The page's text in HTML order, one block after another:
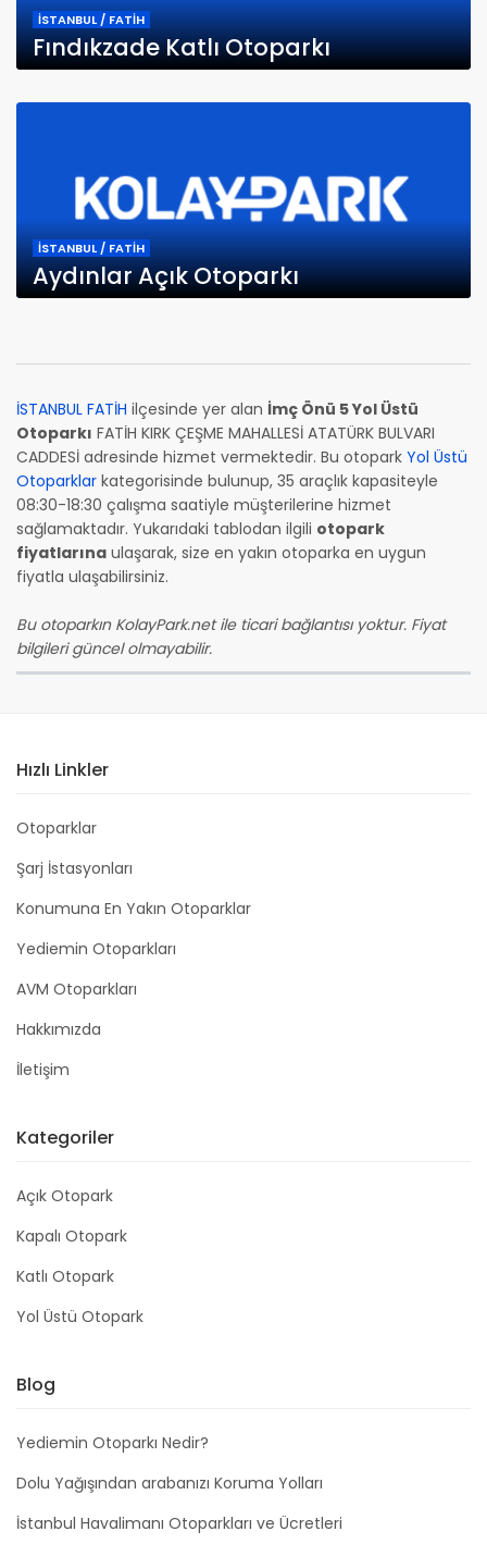
İSTANBUL / FATİH
Fındıkzade Katlı Otoparkı
İSTANBUL / FATİH
Aydınlar Açık Otoparkı
İSTANBUL FATİH ilçesinde yer alan İmç Önü 5 Yol Üstü
Otoparkı FATİH KIRK ÇEŞME MAHALLESİ ATATÜRK BULVARI
CADDESİ adresinde hizmet vermektedir. Bu otopark Yol Üstü
Otoparklar kategorisinde bulunup, 35 araçlık kapasiteyle
08:30-18:30 çalışma saatiyle müşterilerine hizmet
sağlamaktadır. Yukarıdaki tablodan ilgili otopark
fiyatlarına ulaşarak, size en yakın otoparka en uygun
fiyatla ulaşabilirsiniz.
Bu otoparkın KolayPark.net ile ticari bağlantısı yoktur. Fiyat
bilgileri güncel olmayabilir.
Hızlı Linkler
Otoparklar
Şarj İstasyonları
Konumuna En Yakın Otoparklar
Yediemin Otoparkları
AVM Otoparkları
Hakkımızda
İletişim
Kategoriler
Açık Otopark
Kapalı Otopark
Katlı Otopark
Yol Üstü Otopark
Blog
Yediemin Otoparkı Nedir?
Dolu Yağışından arabanızı Koruma Yolları
İstanbul Havalimanı Otoparkları ve Ücretleri